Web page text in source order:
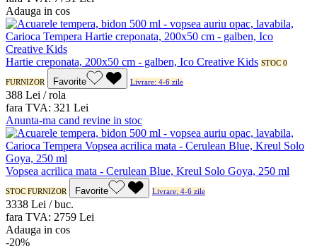
Adauga in cos
Hartie creponata, 200x50 cm - galben, Ico Creative Kids STOC 0
FURNIZOR Favorite Livrare: 4-6 zile
388 Lei / rola
fara TVA: 321 Lei
Anunta-ma cand revine in stoc
Vopsea acrilica mata - Cerulean Blue, Kreul Solo Goya, 250 ml
STOC FURNIZOR Favorite Livrare: 4-6 zile
3338 Lei / buc.
fara TVA: 2759 Lei
Adauga in cos
-20%